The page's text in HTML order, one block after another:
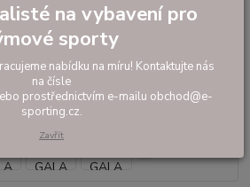
GALA
na vybavení pro
sporty
nabídku na míru! Kontaktujte nás
na čísle
prostřednictvím e-mailu obchod@e-
sporting.cz.
Zavřít